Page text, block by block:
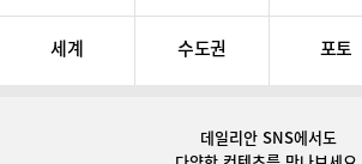
세계 수도권 포토
데일리안 SNS에서도